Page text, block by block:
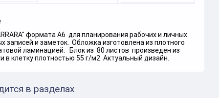
формата А6 для планирования рабочих и личных
записей и заметок. Обложка изготовлена из плотного
ламинацией. Блок из 80 листов произведен из
в клетку плотностью 55 г/м2. Актуальный дизайн.
в разделах